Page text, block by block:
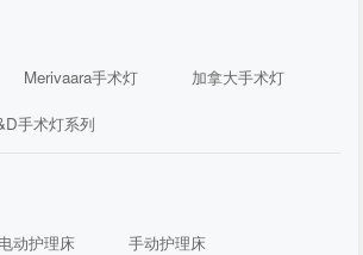
Merivaara手术灯 加拿大手术灯
手术灯系列
电动护理床 手动护理床